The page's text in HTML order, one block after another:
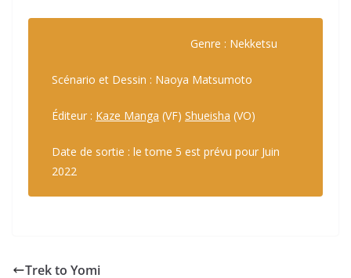
Genre : Nekketsu
Scénario et Dessin : Naoya Matsumoto
Éditeur : Kaze Manga (VF) Shueisha (VO)
Date de sortie : le tome 5 est prévu pour Juin
2022
Trek to Yomi